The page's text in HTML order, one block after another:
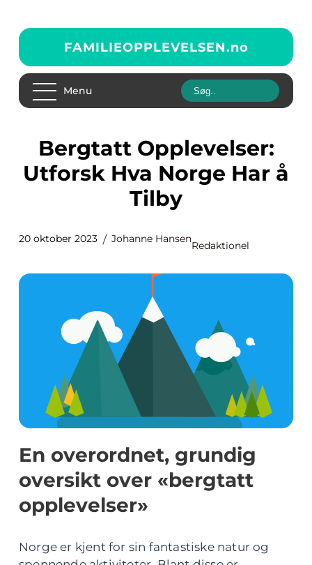
FAMILIEOPPLEVELSEN.no
Menu
Bergtatt Opplevelser:
Utforsk Hva Norge Har å
Tilby
20 oktober 2023 Johanne Hansen
Redaktionel
En overordnet, grundig
oversikt over «bergtatt
opplevelser»
Norge er kjent for sin fantastiske natur og